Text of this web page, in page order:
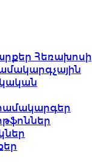
Հեռախոսի